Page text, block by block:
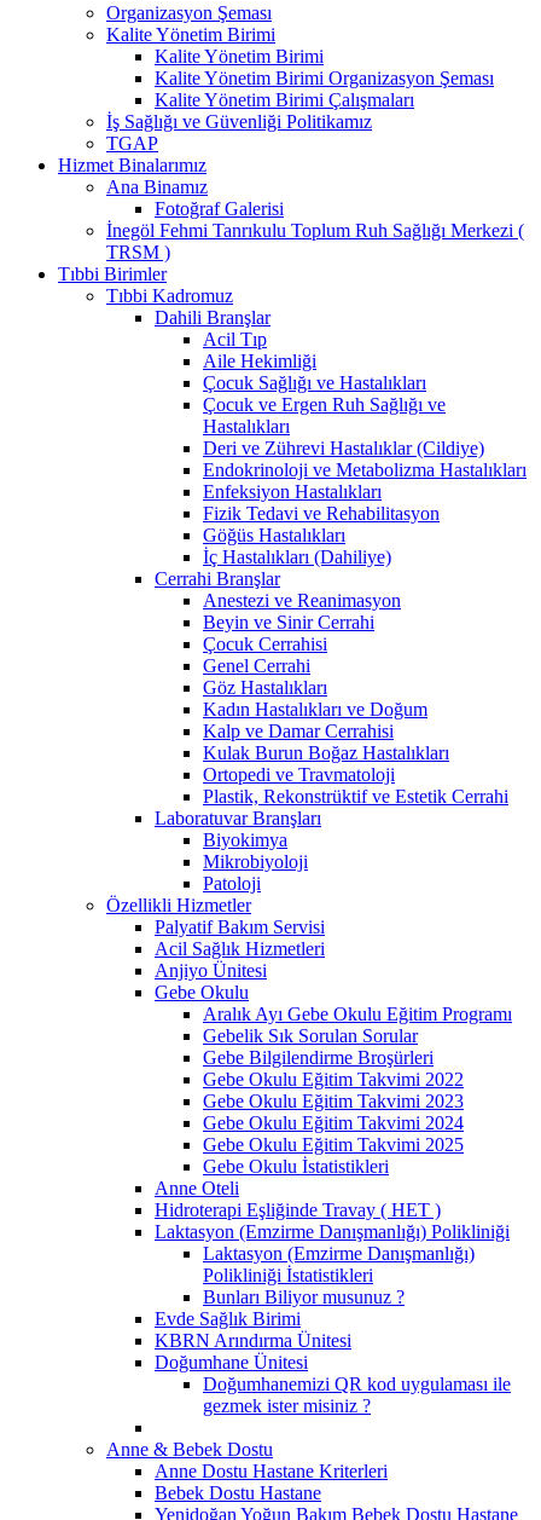
Organizasyon Şeması
Kalite Yönetim Birimi
Kalite Yönetim Birimi
Kalite Yönetim Birimi Organizasyon Şeması
Kalite Yönetim Birimi Çalışmaları
İş Sağlığı ve Güvenliği Politikamız
TGAP
Hizmet Binalarımız
Ana Binamız
Fotoğraf Galerisi
İnegöl Fehmi Tanrıkulu Toplum Ruh Sağlığı Merkezi (
TRSM )
Tıbbi Birimler
Tıbbi Kadromuz
Dahili Branşlar
Acil Tıp
Aile Hekimliği
Çocuk Sağlığı ve Hastalıkları
Çocuk ve Ergen Ruh Sağlığı ve
Hastalıkları
Deri ve Zührevi Hastalıklar (Cildiye)
Endokrinoloji ve Metabolizma Hastalıkları
Enfeksiyon Hastalıkları
Fizik Tedavi ve Rehabilitasyon
Göğüs Hastalıkları
İç Hastalıkları (Dahiliye)
Cerrahi Branşlar
Anestezi ve Reanimasyon
Beyin ve Sinir Cerrahi
Çocuk Cerrahisi
Genel Cerrahi
Göz Hastalıkları
Kadın Hastalıkları ve Doğum
Kalp ve Damar Cerrahisi
Kulak Burun Boğaz Hastalıkları
Ortopedi ve Travmatoloji
Plastik, Rekonstrüktif ve Estetik Cerrahi
Laboratuvar Branşları
Biyokimya
Mikrobiyoloji
Patoloji
Özellikli Hizmetler
Palyatif Bakım Servisi
Acil Sağlık Hizmetleri
Anjiyo Ünitesi
Gebe Okulu
Aralık Ayı Gebe Okulu Eğitim Programı
Gebelik Sık Sorulan Sorular
Gebe Bilgilendirme Broşürleri
Gebe Okulu Eğitim Takvimi 2022
Gebe Okulu Eğitim Takvimi 2023
Gebe Okulu Eğitim Takvimi 2024
Gebe Okulu Eğitim Takvimi 2025
Gebe Okulu İstatistikleri
Anne Oteli
Hidroterapi Eşliğinde Travay ( HET )
Laktasyon (Emzirme Danışmanlığı) Polikliniği
Laktasyon (Emzirme Danışmanlığı)
Polikliniği İstatistikleri
Bunları Biliyor musunuz ?
Evde Sağlık Birimi
KBRN Arındırma Ünitesi
Doğumhane Ünitesi
Doğumhanemizi QR kod uygulaması ile
gezmek ister misiniz ?
Anne & Bebek Dostu
Anne Dostu Hastane Kriterleri
Bebek Dostu Hastane
Yenidoğan Yoğun Bakım Bebek Dostu Hastane